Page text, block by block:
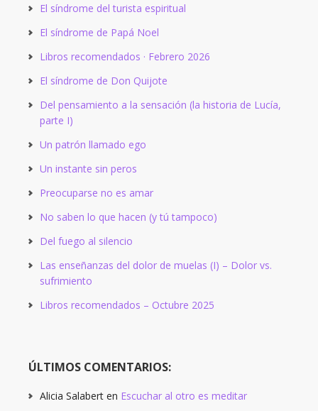
El síndrome del turista espiritual
El síndrome de Papá Noel
Libros recomendados · Febrero 2026
El síndrome de Don Quijote
Del pensamiento a la sensación (la historia de Lucía,
parte I)
Un patrón llamado ego
Un instante sin peros
Preocuparse no es amar
No saben lo que hacen (y tú tampoco)
Del fuego al silencio
Las enseñanzas del dolor de muelas (I) – Dolor vs.
sufrimiento
Libros recomendados – Octubre 2025
ÚLTIMOS COMENTARIOS:
Alicia Salabert en Escuchar al otro es meditar